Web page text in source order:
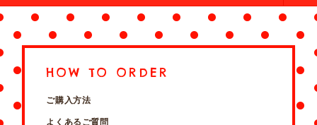
HOW TO ORDER
ご購入方法
よくあるご質問